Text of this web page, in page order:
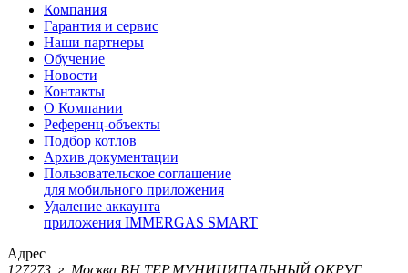
Компания
Гарантия и сервис
Наши партнеры
Обучение
Новости
Контакты
О Компании
Референц-объекты
Подбор котлов
Архив документации
Пользовательское соглашение
для мобильного приложения
Удаление аккаунта
приложения IMMERGAS SMART
Адрес
127273, г. Москва ВН.ТЕР.МУНИЦИПАЛЬНЫЙ ОКРУГ